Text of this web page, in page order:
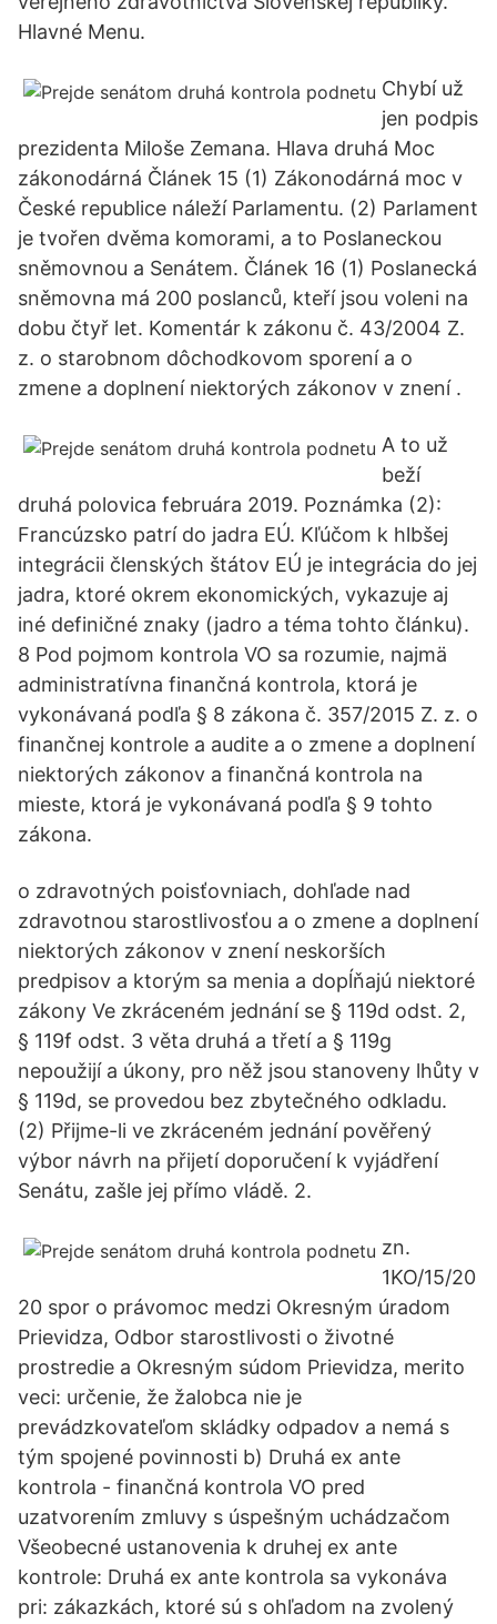
Hlavné Menu.
Chybí už
jen podpis
prezidenta Miloše Zemana. Hlava druhá Moc
zákonodárná Článek 15 (1) Zákonodárná moc v
České republice náleží Parlamentu. (2) Parlament
je tvořen dvěma komorami, a to Poslaneckou
sněmovnou a Senátem. Článek 16 (1) Poslanecká
sněmovna má 200 poslanců, kteří jsou voleni na
dobu čtyř let. Komentár k zákonu č. 43/2004 Z.
z. o starobnom dôchodkovom sporení a o
zmene a doplnení niektorých zákonov v znení .
A to už
beží
druhá polovica februára 2019. Poznámka (2):
Francúzsko patrí do jadra EÚ. Kľúčom k hlbšej
integrácii členských štátov EÚ je integrácia do jej
jadra, ktoré okrem ekonomických, vykazuje aj
iné definičné znaky (jadro a téma tohto článku).
8 Pod pojmom kontrola VO sa rozumie, najmä
administratívna finančná kontrola, ktorá je
vykonávaná podľa § 8 zákona č. 357/2015 Z. z. o
finančnej kontrole a audite a o zmene a doplnení
niektorých zákonov a finančná kontrola na
mieste, ktorá je vykonávaná podľa § 9 tohto
zákona.
o zdravotných poisťovniach, dohľade nad
zdravotnou starostlivosťou a o zmene a doplnení
niektorých zákonov v znení neskorších
predpisov a ktorým sa menia a dopĺňajú niektoré
zákony Ve zkráceném jednání se § 119d odst. 2,
§ 119f odst. 3 věta druhá a třetí a § 119g
nepoužijí a úkony, pro něž jsou stanoveny lhůty v
§ 119d, se provedou bez zbytečného odkladu.
(2) Přijme-li ve zkráceném jednání pověřený
výbor návrh na přijetí doporučení k vyjádření
Senátu, zašle jej přímo vládě. 2.
zn.
1KO/15/20
20 spor o právomoc medzi Okresným úradom
Prievidza, Odbor starostlivosti o životné
prostredie a Okresným súdom Prievidza, merito
veci: určenie, že žalobca nie je
prevádzkovateľom skládky odpadov a nemá s
tým spojené povinnosti b) Druhá ex ante
kontrola - finančná kontrola VO pred
uzatvorením zmluvy s úspešným uchádzačom
Všeobecné ustanovenia k druhej ex ante
kontrole: Druhá ex ante kontrola sa vykonáva
pri: zákazkách, ktoré sú s ohľadom na zvolený